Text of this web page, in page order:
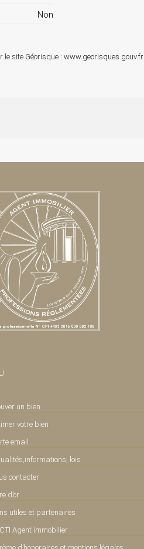
Non
site Géorisque : www.georisques.gouv.fr
un bien
votre bien
email
lois
contacter
d’or
utiles et partenaires
Agent immobilier